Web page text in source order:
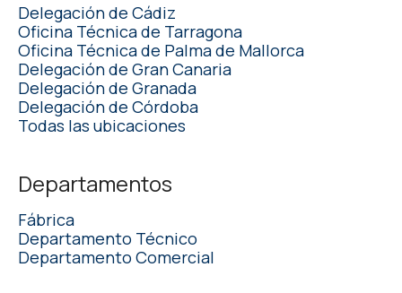
Delegación de Cádiz
Oficina Técnica de Tarragona
Oficina Técnica de Palma de Mallorca
Delegación de Gran Canaria
Delegación de Granada
Delegación de Córdoba
Todas las ubicaciones
Departamentos
Fábrica
Departamento Técnico
Departamento Comercial